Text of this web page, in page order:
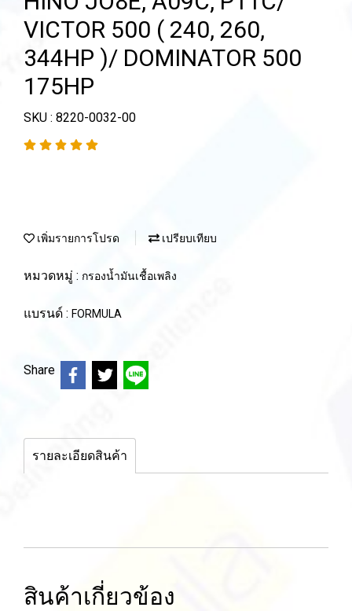
VICTOR 500 ( 240, 260,
344HP )/ DOMINATOR 500
175HP
SKU : 8220-0032-00
เพิ่มรายการโปรด เปรียบเทียบ
หมวดหมู่ : กรองน้ำมันเชื้อเพลิง
แบรนด์ : FORMULA
Share
รายละเอียดสินค้า
สินค้าเกี่ยวข้อง